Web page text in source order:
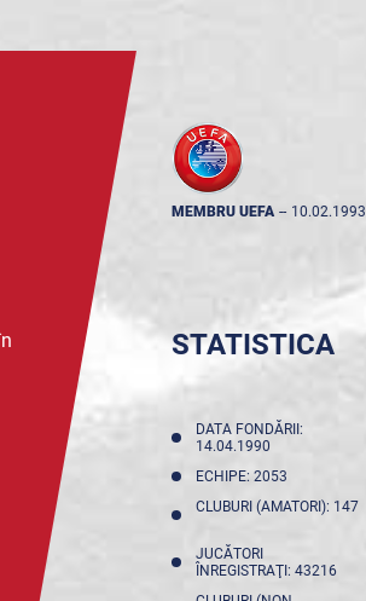
MEMBRU UEFA -- 10.02.1993
STATISTICA
DATA FONDĂRII:
14.04.1990
ECHIPE: 2053
CLUBURI (AMATORI): 147
JUCĂTORI
ÎNREGISTRAŢI: 43216